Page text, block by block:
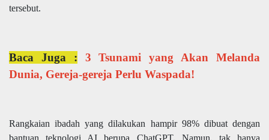
tersebut.
Baca Juga :
3 Tsunami yang Akan Melanda
Dunia, Gereja-gereja Perlu Waspada!
Rangkaian ibadah yang dilakukan hampir 98% dibuat dengan